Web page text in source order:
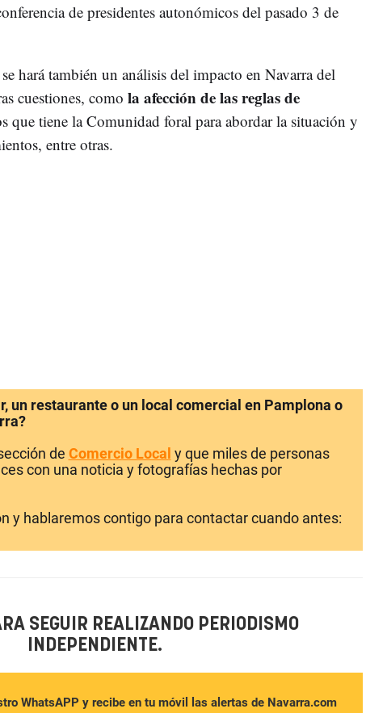
de presidentes autonómicos del pasado 3 de
hará también un análisis del impacto en Navarra del
cuestiones, como la afección de las reglas de
que tiene la Comunidad foral para abordar la situación y
entre otras.
un restaurante o un local comercial en Pamplona o
de Comercio Local y que miles de personas
con una noticia y fotografías hechas por
y hablaremos contigo para contactar cuando antes:
SEGUIR REALIZANDO PERIODISMO
INDEPENDIENTE.
WhatsAPP y recibe en tu móvil las alertas de Navarra.com